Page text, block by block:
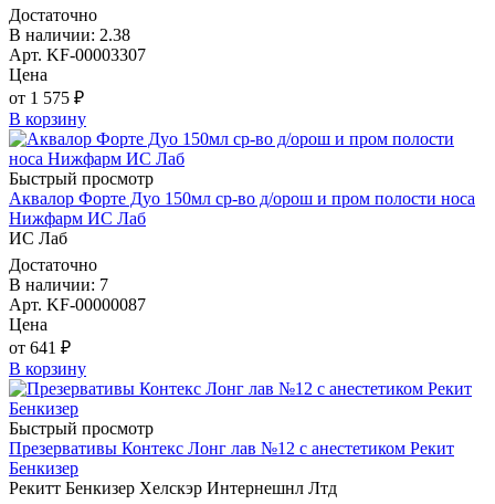
Достаточно
В наличии: 2.38
Арт. KF-00003307
Цена
от 1 575 ₽
В корзину
Быстрый просмотр
Аквалор Форте Дуо 150мл ср-во д/орош и пром полости носа
Нижфарм ИС Лаб
ИС Лаб
Достаточно
В наличии: 7
Арт. KF-00000087
Цена
от 641 ₽
В корзину
Быстрый просмотр
Презервативы Контекс Лонг лав №12 с анестетиком Рекит
Бенкизер
Рекитт Бенкизер Хелскэр Интернешнл Лтд